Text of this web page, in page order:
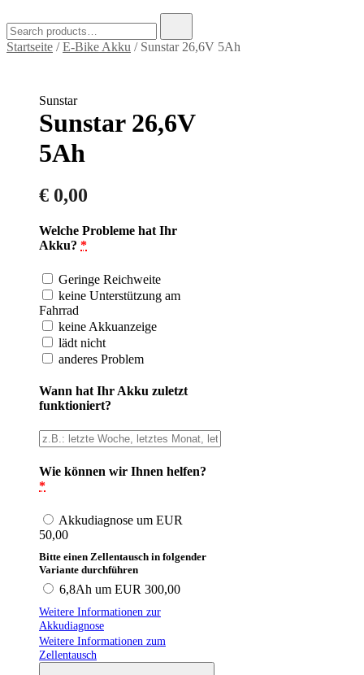
for:
Startseite /E-Bike Akku / Sunstar 26,6V 5Ah
Sunstar
Sunstar 26,6V
5Ah
€ 0,00
Welche Probleme hat Ihr
Akku? *
Geringe Reichweite
keine Unterstützung am
Fahrrad
keine Akkuanzeige
lädt nicht
anderes Problem
Wann hat Ihr Akku zuletzt
funktioniert?
Wie können wir Ihnen helfen?
*
Akkudiagnose um EUR
50,00
Bitte einen Zellentausch in folgender
Variante durchführen
6,8Ah um EUR 300,00
Weitere Informationen zur
Akkudiagnose
Weitere Informationen zum
Zellentausch